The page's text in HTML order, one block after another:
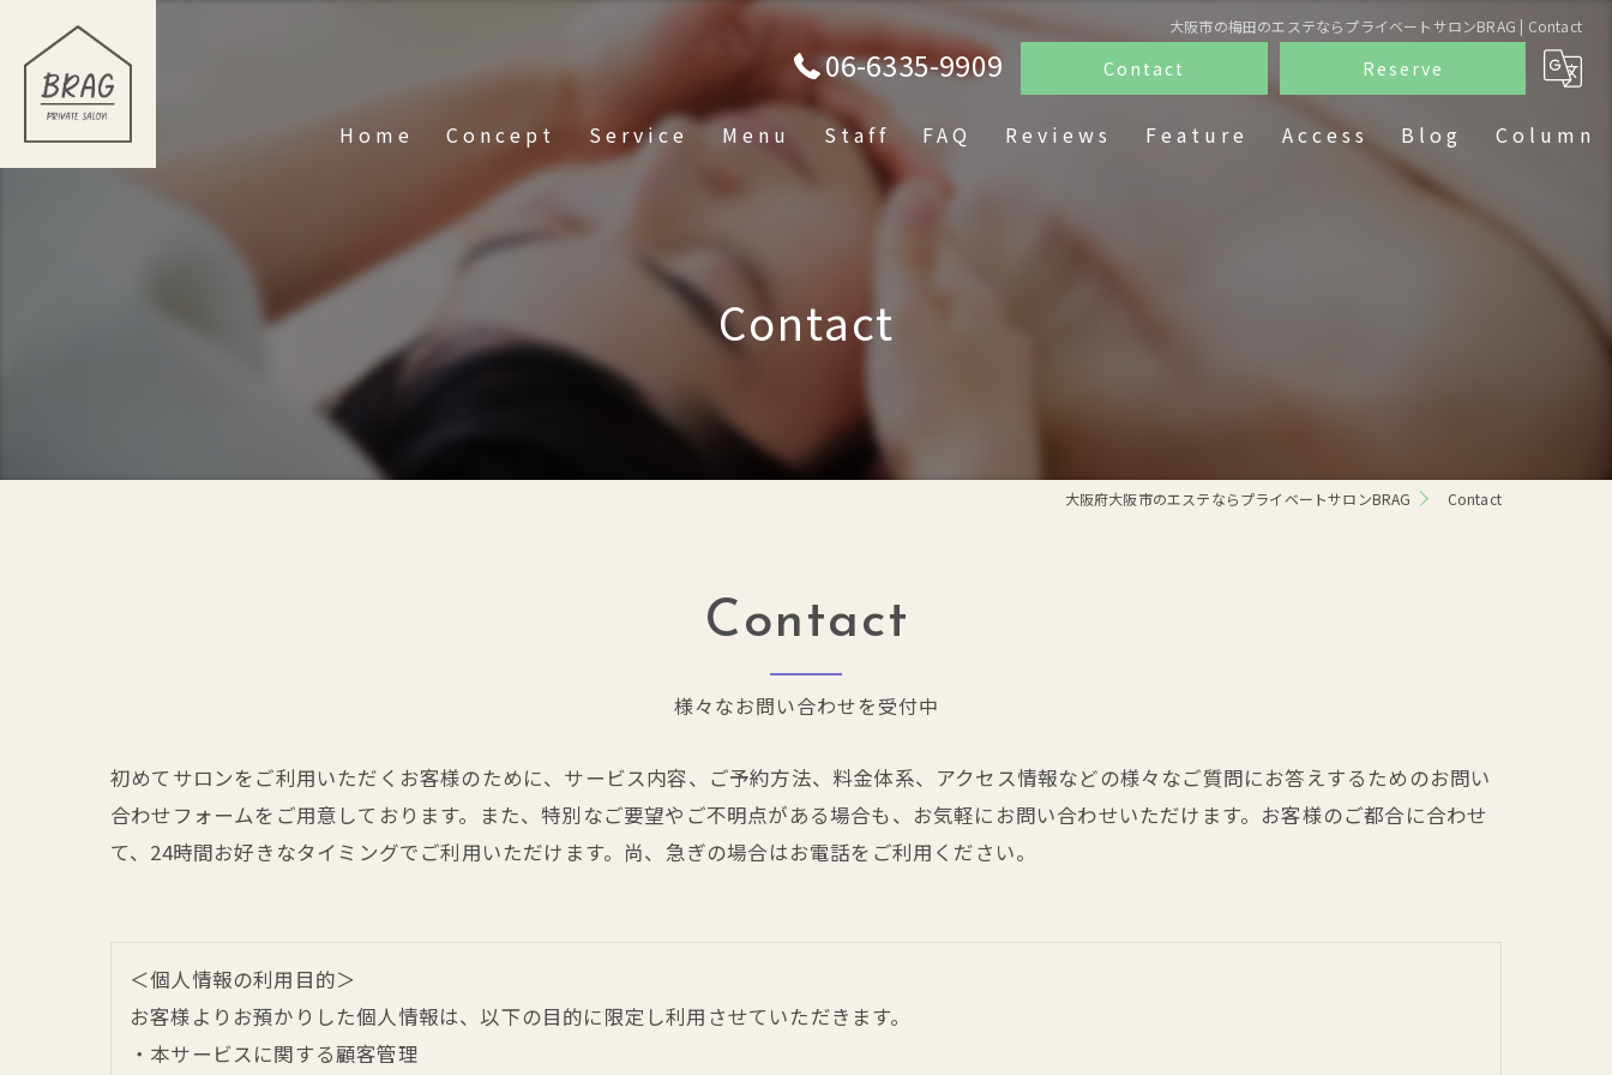
大阪市の梅田のエステならプライベートサロンBRAG | Contact
06-6335-9909 Contact Reserve
Home Concept Service Menu Staff FAQ Reviews Feature Access Blog Column
Contact
大阪府大阪市のエステならプライベートサロンBRAG Contact
様々なお問い合わせを受付中
Contact
初めてサロンをご利用いただくお客様のために、サービス内容、ご予約方法、料金体系、アクセス情報などの様々なご質問にお答えするためのお問い
合わせフォームをご用意しております。また、特別なご要望やご不明点がある場合も、お気軽にお問い合わせいただけます。お客様のご都合に合わせ
て、24時間お好きなタイミングでご利用いただけます。尚、急ぎの場合はお電話をご利用ください。
＜個人情報の利用目的＞
お客様よりお預かりした個人情報は、以下の目的に限定し利用させていただきます。
・本サービスに関する顧客管理